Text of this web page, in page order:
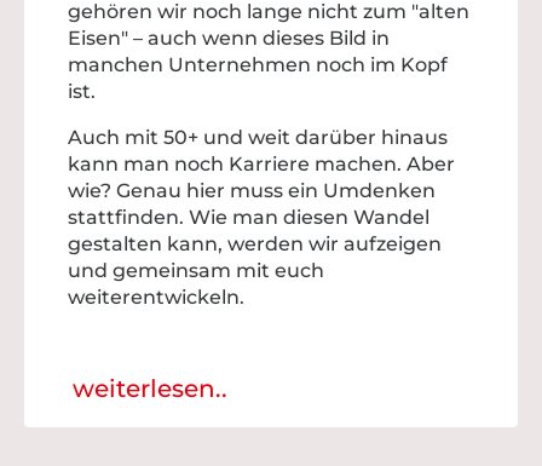
gehören wir noch lange nicht zum "alten
Eisen" – auch wenn dieses Bild in
manchen Unternehmen noch im Kopf
ist.
Auch mit 50+ und weit darüber hinaus
kann man noch Karriere machen. Aber
wie? Genau hier muss ein Umdenken
stattfinden. Wie man diesen Wandel
gestalten kann, werden wir aufzeigen
und gemeinsam mit euch
weiterentwickeln.
weiterlesen..